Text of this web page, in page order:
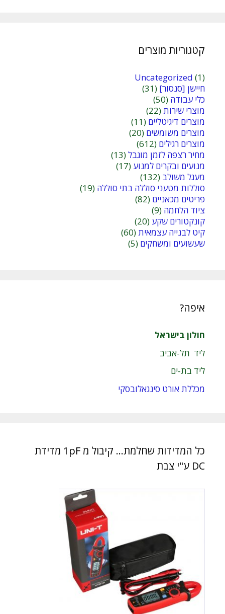
קטגוריות מוצרים
Uncategorized (1)
חיישן [סנסור] (31)
כלי עבודה (50)
מוצרי שירות(22)
מוצרים דיגיטליים (11)
מוצרים משומשים (20)
מוצרים רגילים (612)
מחיר רצפה לזמן מוגבל(13)
מנועים ובקרים למנוע (17)
מעגל משולב (132)
סוללות מטעני סוללה בתי סוללה (19)
פריטים מכאניים (82)
ציוד הלחמה (9)
קונקטורים שקע (20)
קיט לבנייה עצמאית(60)
שעשועים ומשחקים (5)
איפה?
חולון בישראל
ליד תל-אביב
ליד בת-ים
מכללת אורט סינגאלובסקי
כל המדידות שחלמת… קיבול מ 1pF מדידת
DC ע"י צבת